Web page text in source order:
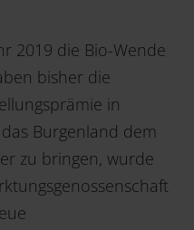
2019 die Bio-Wende
bisher die
in
Burgenland dem
zu bringen, wurde